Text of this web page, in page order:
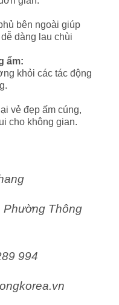
bên ngoài giúp
dàng lau chùi
ẩm:
khỏi các tác động
vẻ đẹp ấm cúng,
cho không gian.
Phường Thông
994